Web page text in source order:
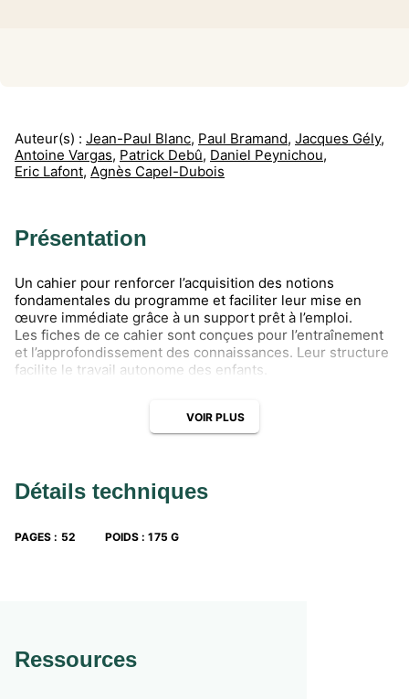
Auteur(s) : Jean-Paul Blanc, Paul Bramand, Jacques Gély,
Antoine Vargas, Patrick Debû, Daniel Peynichou,
Eric Lafont, Agnès Capel-Dubois
Présentation
Un cahier pour renforcer l’acquisition des notions
fondamentales du programme et faciliter leur mise en
œuvre immédiate grâce à un support prêt à l’emploi.
Les fiches de ce cahier sont conçues pour l’entraînement
et l’approfondissement des connaissances. Leur structure
facilite le travail autonome des enfants.
VOIR PLUS
Détails techniques
PAGES : 52 POIDS :175 G
Ressources